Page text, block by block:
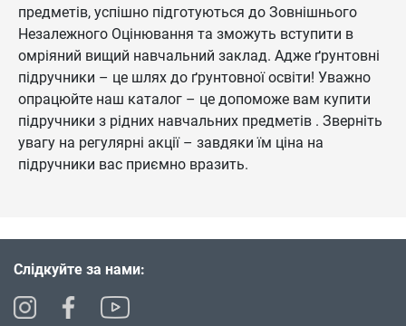
предметів, успішно підготуються до Зовнішнього
Незалежного Оцінювання та зможуть вступити в
омріяний вищий навчальний заклад. Адже ґрунтовні
підручники – це шлях до ґрунтовної освіти! Уважно
опрацюйте наш каталог – це допоможе вам купити
підручники з рідних навчальних предметів . Зверніть
увагу на регулярні акції – завдяки їм ціна на
підручники вас приємно вразить.
Слідкуйте за нами: